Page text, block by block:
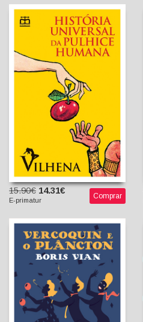
História Universal da
Pulhice Humana (edição
brochada)
José Vilhena
15.90€ 14.31€
E-primatur Comprar
Vercoquin e o Plâncton
Boris Vian
Manuel de Freitas
(Tradutor)